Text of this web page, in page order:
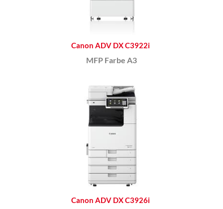
Canon ADV DX C3922i
MFP Farbe A3
Canon ADV DX C3926i